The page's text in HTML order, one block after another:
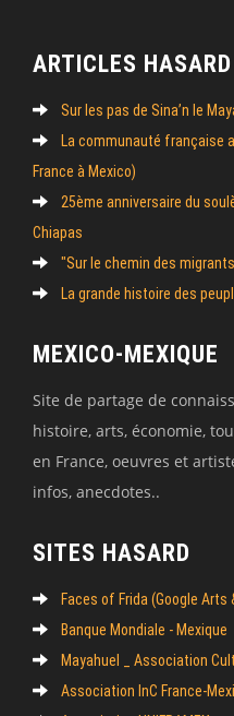
ARTICLES HASARD
Sur les pas de Sina’n le
La communauté française
France à Mexico)
25ème anniversaire du
Chiapas
"Sur le chemin des
La grande histoire des
MEXICO-MEXIQUE
Site de partage de
histoire, arts, économie,
en France, oeuvres et
infos, anecdotes..
SITES HASARD
Faces of Frida (Google Arts
Banque Mondiale - Mexique
Mayahuel _ Association
Association InC France-